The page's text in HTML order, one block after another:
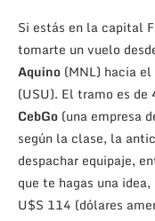
Si estás en la capital
tomarte un vuelo
Aquino (MNL) hacia el
(USU). El tramo es
CebGo (una empresa
según la clase, la
despachar equipaje,
que te hagas una
U$S 114 (dólares